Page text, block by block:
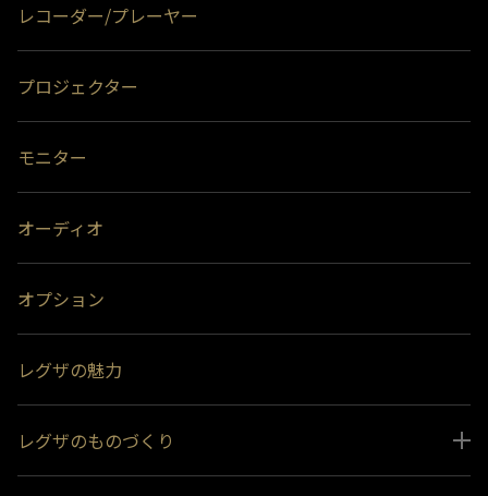
レコーダー/プレーヤー
プロジェクター
モニター
オーディオ
オプション
レグザの魅力
レグザのものづくり
スペシャルコンテンツ